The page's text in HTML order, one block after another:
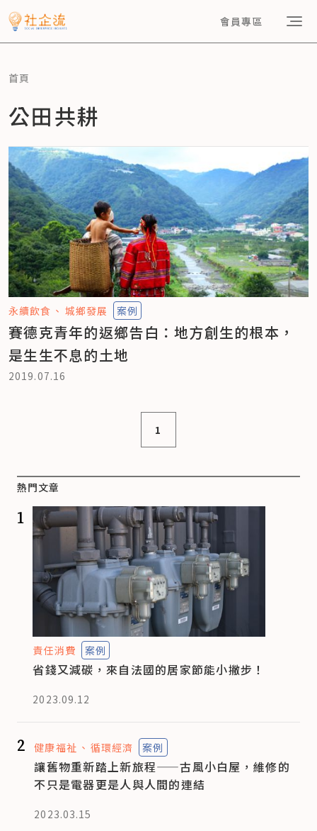
會員專區
首頁
公田共耕
永續飲食 城鄉發展 案例
賽德克青年的返鄉告白：地方創生的根本，
是生生不息的土地
2019.07.16
1
熱門文章
1
責任消費 案例
省錢又減碳，來自法國的居家節能小撇步！
2023.09.12
2 健康福祉 循環經濟 案例
讓舊物重新踏上新旅程——古風小白屋，維修的
不只是電器更是人與人間的連結
2023.03.15